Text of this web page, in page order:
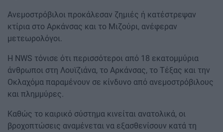
Ανεμοστρόβιλοι προκάλεσαν ζημιές ή κατέστρεψαν
κτίρια στο Αρκάνσας και το Μιζούρι, ανέφεραν
μετεωρολόγοι.
Η NWS τόνισε ότι περισσότεροι από 18 εκατομμύρια
άνθρωποι στη Λουϊζιάνα, το Αρκάνσας, το Τέξας και την
Οκλαχόμα παραμένουν σε κίνδυνο από ανεμοστρόβιλους
και πλημμύρες.
Καθώς το καιρικό σύστημα κινείται ανατολικά, οι
βροχοπτώσεις αναμένεται να εξασθενίσουν κατά τη